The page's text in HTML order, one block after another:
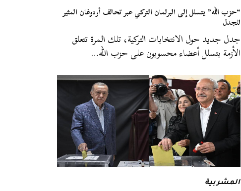
“حزب الله” يتسلل إلى البرلمان التركي عبر تحالف أردوغان المثير
للجدل
جدل جديد حول الانتخابات التركية، تلك المرة تتعلق
الأزمة بتسلل أعضاء محسوبون على حزب الله…
المشربية